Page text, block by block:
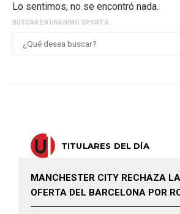
Lo sentimos, no se encontró nada.
BUSCAR EN UNANIMO SPORTS:
TITULARES DEL DÍA
MANCHESTER CITY RECHAZA
OFERTA DEL BARCELONA POR